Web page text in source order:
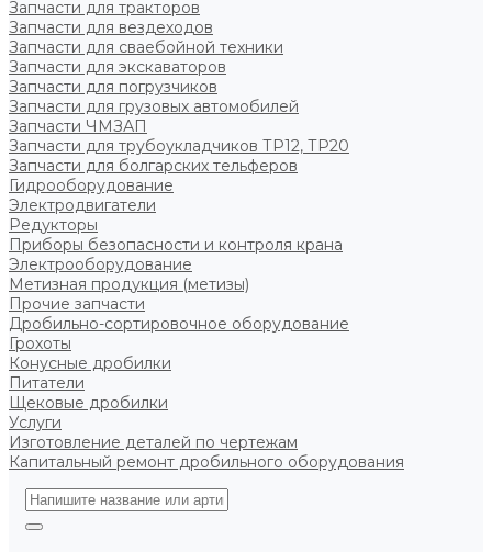
Запчасти для тракторов
Запчасти для вездеходов
Запчасти для сваебойной техники
Запчасти для экскаваторов
Запчасти для погрузчиков
Запчасти для грузовых автомобилей
Запчасти ЧМЗАП
Запчасти для трубоукладчиков ТР12, ТР20
Запчасти для болгарских тельферов
Гидрооборудование
Электродвигатели
Редукторы
Приборы безопасности и контроля крана
Электрооборудование
Метизная продукция (метизы)
Прочие запчасти
Дробильно-сортировочное оборудование
Грохоты
Конусные дробилки
Питатели
Щековые дробилки
Услуги
Изготовление деталей по чертежам
Капитальный ремонт дробильного оборудования